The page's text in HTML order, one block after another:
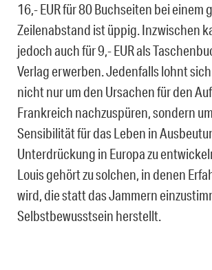
16,- EUR für 80 Buchseiten bei einem
Zeilenabstand ist üppig. Inzwischen
jedoch auch für 9,- EUR als
Verlag erwerben. Jedenfalls lohnt
nicht nur um den Ursachen für den
Frankreich nachzuspüren, sondern
Sensibilität für das Leben in
Unterdrückung in Europa zu
Louis gehört zu solchen, in denen
wird, die statt das Jammern
Selbstbewusstsein herstellt.